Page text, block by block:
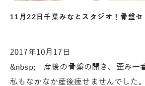
11月22日千葉みなとスタジオ！骨盤
2017年10月17日
&nbsp; 産後の骨盤の開き、歪み一
私もなかなか産後痩せませんでし